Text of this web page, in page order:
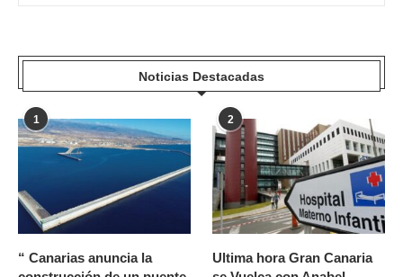
Noticias Destacadas
1
“ Canarias anuncia la
2
Ultima hora Gran Canaria